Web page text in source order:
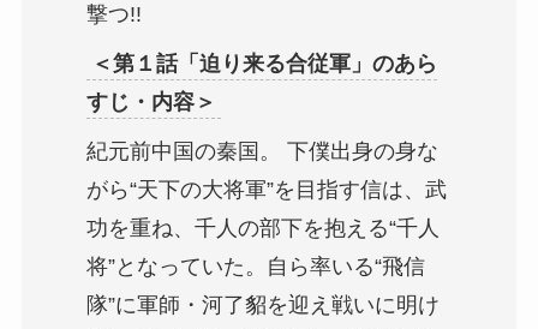
撃つ!!
＜第１話「迫り来る合従軍」のあら
すじ・内容＞
紀元前中国の秦国。 下僕出身の身な
がら“天下の大将軍”を目指す信は、武
功を重ね、千人の部下を抱える“千人
将”となっていた。自ら率いる“飛信
隊”に軍師・河了貂を迎え戦いに明け